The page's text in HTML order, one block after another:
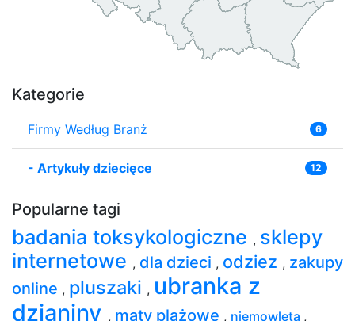
Kategorie
Firmy Według Branż 6
- Artykuły dziecięce 12
Popularne tagi
badania toksykologiczne , sklepy
internetowe , dla dzieci , odziez , zakupy
online , pluszaki , ubranka z
dzianiny , maty plażowe , niemowlęta ,